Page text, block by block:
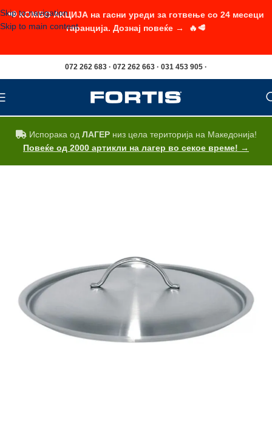
Skip to navigation
Skip to main content
072 262 683 · 072 262 663 · 031 453 905 ·
Испорака од ЛАГЕРниз цела територија на Македонија!
Повеќе од 2000 артикли на лагер во секое време! →
📢 КОМБО АКЦИЈА на гасни уреди за готвење со 24 месеци
гаранција. Дознај повеќе → 🔥🥩